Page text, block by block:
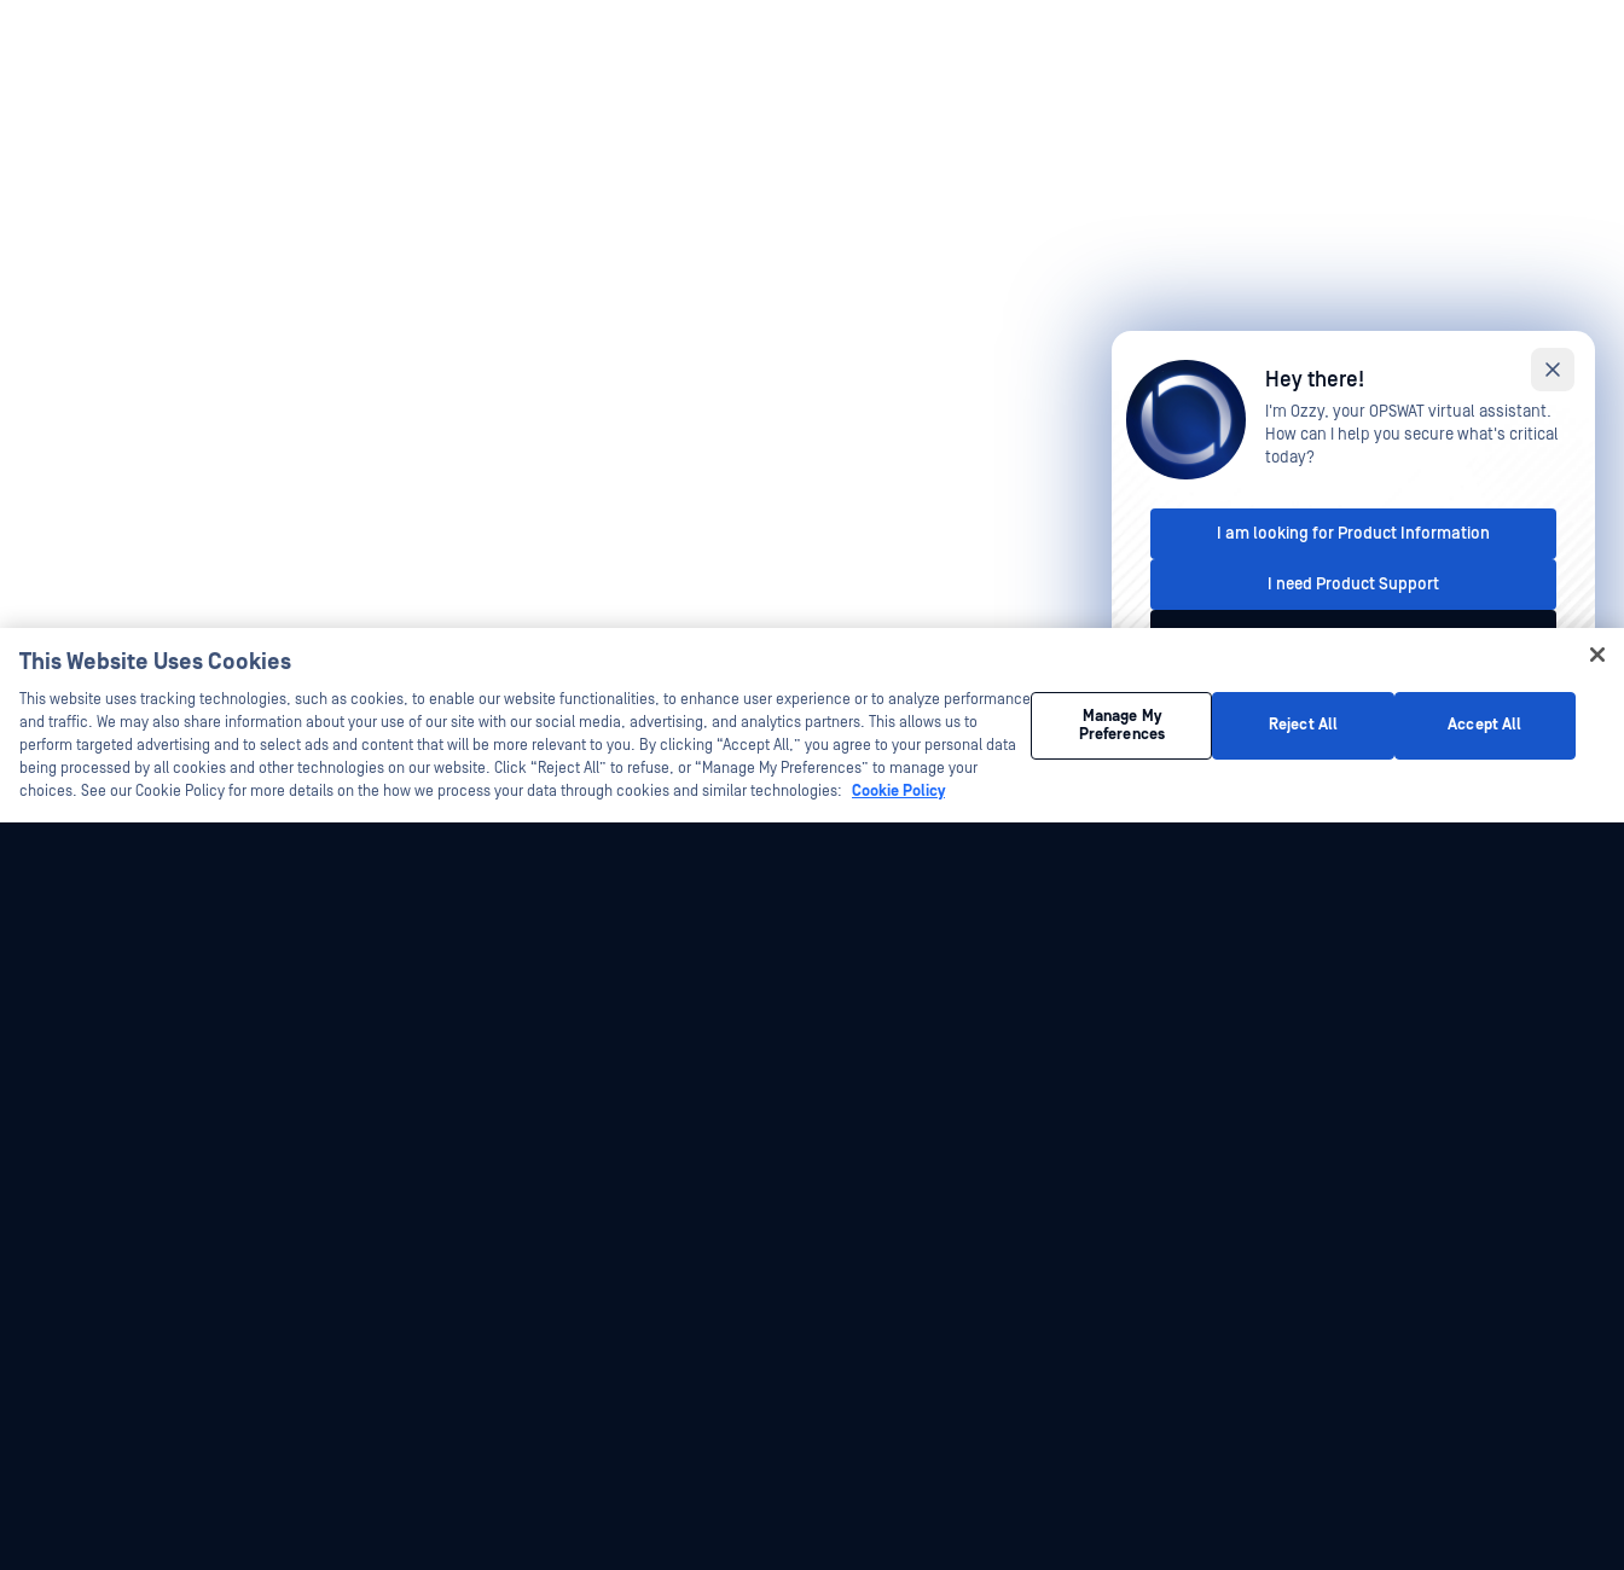
This Website Uses Cookies
This website uses tracking technologies, such as cookies, to enable our website functionalities, to enhance user experience or to analyze performance
and traffic. We may also share information about your use of our site with our social media, advertising, and analytics partners. This allows us to
perform targeted advertising and to select ads and content that will be more relevant to you. By clicking “Accept All,” you agree to your personal data
being processed by all cookies and other technologies on our website. Click “Reject All” to refuse, or “Manage My Preferences” to manage your
choices. See our Cookie Policy for more details on the how we process your data through cookies and similar technologies: Cookie Policy
Manage My
Preferences
Reject All Accept All
Hey there!
I'm Ozzy, your OPSWAT virtual assistant.
How can I help you secure what's critical
today?
I am looking for Product Information
I need Product Support
This conversation is recorded for quality assurance
purposes. See our